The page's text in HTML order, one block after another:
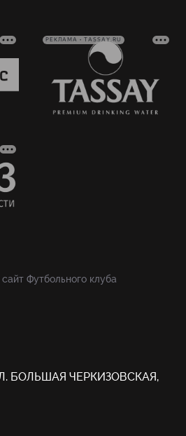
РЕКЛАМА • TASSAY.RU
Футбольного клуба
БОЛЬШАЯ ЧЕРКИЗОВСКАЯ,